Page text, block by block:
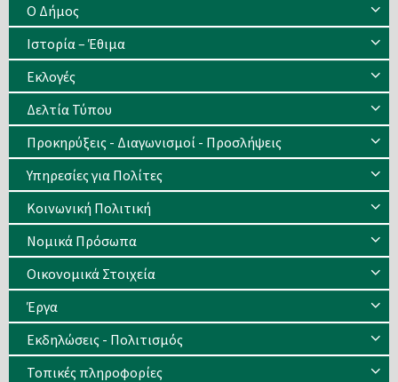
Ο Δήμος
Ιστορία – Έθιμα
Eκλογές
Δελτία Τύπου
Προκηρύξεις - Διαγωνισμοί - Προσλήψεις
Υπηρεσίες για Πολίτες
Κοινωνική Πολιτική
Νομικά Πρόσωπα
Οικονομικά Στοιχεία
Έργα
Εκδηλώσεις - Πολιτισμός
Τοπικές πληροφορίες